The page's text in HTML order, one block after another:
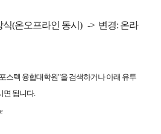
식(온오프라인 동시) -> 변경: 온라
스텍 융합대학원"을 검색하거나 아래 유투
면 됩니다.